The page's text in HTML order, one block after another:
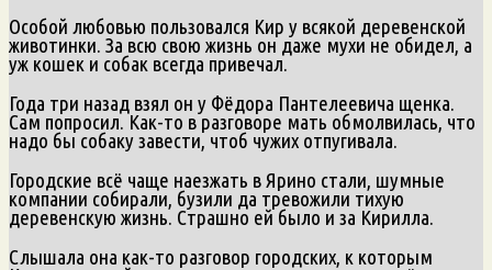
Особой любовью пользовался Кир у всякой деревенской
животинки. За всю свою жизнь он даже мухи не обидел, а
уж кошек и собак всегда привечал.
Года три назад взял он у Фёдора Пантелеевича щенка.
Сам попросил. Как-то в разговоре мать обмолвилась, что
надо бы собаку завести, чтоб чужих отпугивала.
Городские всё чаще наезжать в Ярино стали, шумные
компании собирали, бузили да тревожили тихую
деревенскую жизнь. Страшно ей было и за Кирилла.
Слышала она как-то разговор городских, к которым